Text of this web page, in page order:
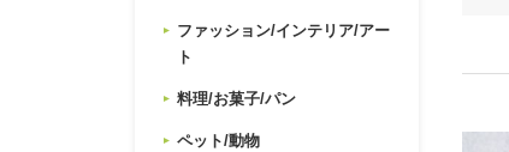
ファッション/インテリア/アー
ト
料理/お菓子/パン
ペット/動物